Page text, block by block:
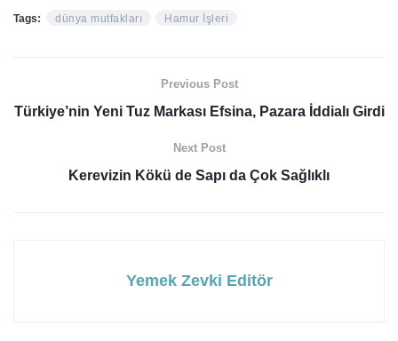
Tags: dünya mutfakları Hamur İşleri
Previous Post
Türkiye’nin Yeni Tuz Markası Efsina, Pazara İddialı Girdi
Next Post
Kerevizin Kökü de Sapı da Çok Sağlıklı
Yemek Zevki Editör